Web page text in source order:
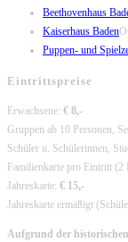
Beethovenhaus
Kaiserhaus Baden
Puppen- und
Eintrittspreise
Erwachsene: € 8,-
Gruppen ab 10 Personen,
Schüler u. Schülerinnen,
Familienkarte pro Eintritt
Jahreskarte: € 15,-
Jahreskarte ermäßigt
Aufgrund der